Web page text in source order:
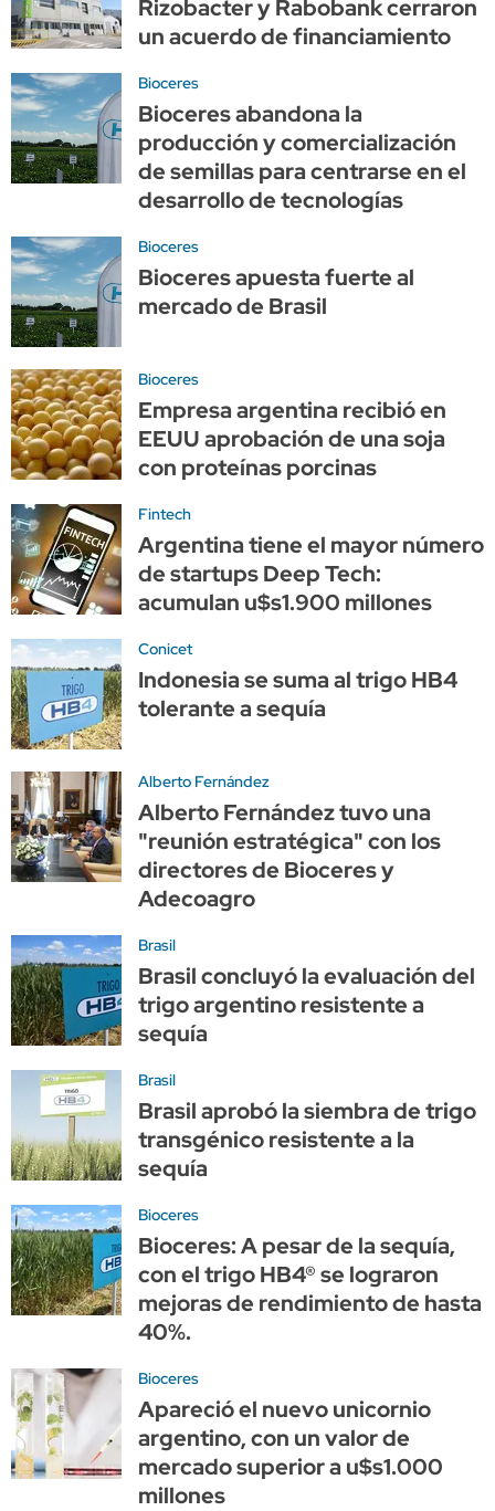
Rizobacter y Rabobank cerraron
un acuerdo de financiamiento
Bioceres
Bioceres abandona la
producción y comercialización
de semillas para centrarse en el
desarrollo de tecnologías
Bioceres
Bioceres apuesta fuerte al
mercado de Brasil
Bioceres
Empresa argentina recibió en
EEUU aprobación de una soja
con proteínas porcinas
Fintech
Argentina tiene el mayor número
de startups Deep Tech:
acumulan u$s1.900 millones
Conicet
Indonesia se suma al trigo HB4
tolerante a sequía
Alberto Fernández
Alberto Fernández tuvo una
"reunión estratégica" con los
directores de Bioceres y
Adecoagro
Brasil
Brasil concluyó la evaluación del
trigo argentino resistente a
sequía
Brasil
Brasil aprobó la siembra de trigo
transgénico resistente a la
sequía
Bioceres
Bioceres: A pesar de la sequía,
con el trigo HB4® se lograron
mejoras de rendimiento de hasta
40%.
Bioceres
Apareció el nuevo unicornio
argentino, con un valor de
mercado superior a u$s1.000
millones